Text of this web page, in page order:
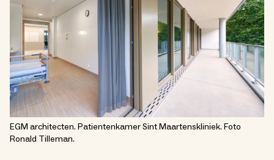
EGM architecten. Patientenkamer Sint Maartenskliniek. Foto
Ronald Tilleman.